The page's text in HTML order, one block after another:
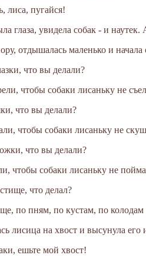
лиса, пугайся!
глаза, увидела собак - и
отдышалась маленько и
что вы делали?
чтобы собаки лисаньку не
что вы делали?
чтобы собаки лисаньку не
что вы делали?
чтобы собаки лисаньку не
что делал?
по пням, по кустам, по колодам
лисица на хвост и высунула его
ешьте мой хвост!